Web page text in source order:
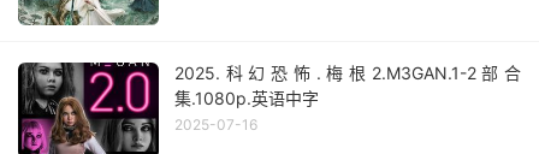
2025.科幻恐怖.梅根2.M3GAN.1-2部合
集.1080p.英语中字
2025-07-16